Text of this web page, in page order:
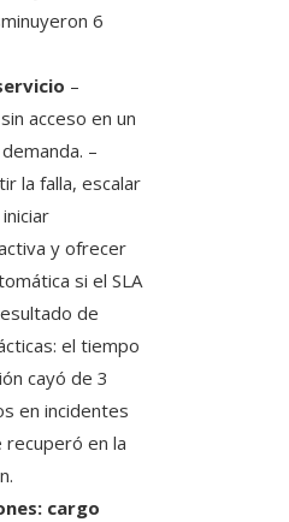
6
–
acceso en un
–
la falla, escalar
y ofrecer
si el SLA
de
el tiempo
cayó de 3
en incidentes
recuperó en la
cargo